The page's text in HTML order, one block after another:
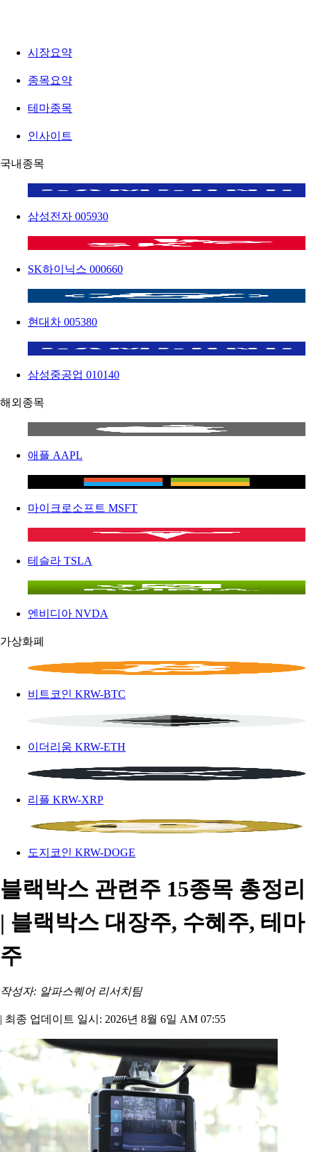
시장요약
종목요약
테마종목
인사이트
국내종목
삼성전자 005930
SK하이닉스 000660
현대차 005380
삼성중공업 010140
해외종목
애플 AAPL
마이크로소프트 MSFT
테슬라 TSLA
엔비디아 NVDA
가상화폐
비트코인 KRW-BTC
이더리움 KRW-ETH
리플 KRW-XRP
도지코인 KRW-DOGE
블랙박스 관련주 15종목 총정리
| 블랙박스 대장주, 수혜주, 테마
주
작성자: 알파스퀘어 리서치팀
| 최종 업데이트 일시: 2026년 8월 6일 AM 07:55